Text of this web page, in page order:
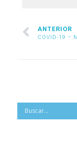
ANTERIOR